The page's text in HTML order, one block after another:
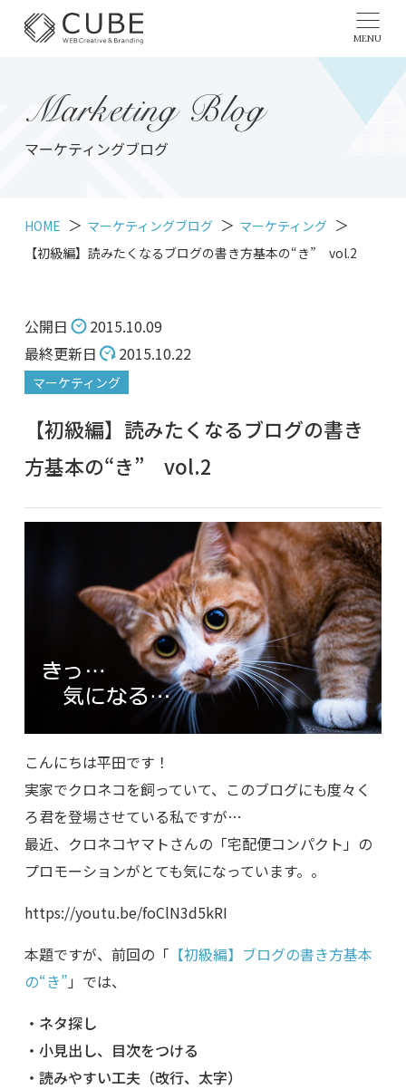
MENU
Marketing Blog
マーケティングブログ
HOME マーケティングブログ
マーケティング
【初級編】読みたくなるブログの書き方基本の“き” vol.2
公開日
2015.10.09
最終更新日
2015.10.22
マーケティング
【初級編】読みたくなるブログの書き
方基本の“き” vol.2
こんにちは平田です！
実家でクロネコを飼っていて、このブログにも度々く
ろ君を登場させている私ですが…
最近、クロネコヤマトさんの「宅配便コンパクト」の
プロモーションがとても気になっています。。
https://youtu.be/foClN3d5kRI
本題ですが、前回の「 【初級編】ブログの書き方基本
の“き” 」では、
・ネタ探し
・小見出し、目次をつける
・読みやすい工夫（改行、太字）